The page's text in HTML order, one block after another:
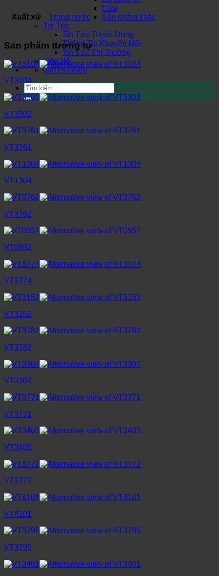
Cửa
Sản phẩm khác
Tin Tức
Tin Tức Tuyển Dụng
Thông Tin Khuyến Mãi
Tin Tức Thị Trường
Liên Hệ
0901555580
Tìm
kiếm:
Xuất xứ Trong nước
Sản phẩm tương tự
VT3104
VT3302
VT3761
VT1304
VT3762
VT0952
VT3774
VT3152
VT3782
VT3307
VT3771
VT3405
VT3772
VT4101
VT3795